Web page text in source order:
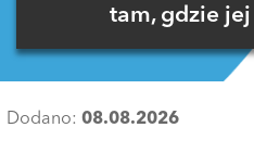
tam, gdzie
Dodano: 08.08.2026